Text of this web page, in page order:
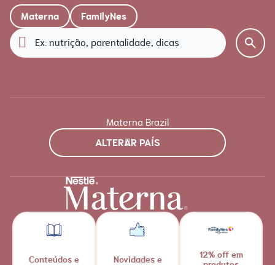
Materna FamilyNes
Materna Brazil
ALTERAR PAÍS
Conteúdos e Novidades e 12% off em